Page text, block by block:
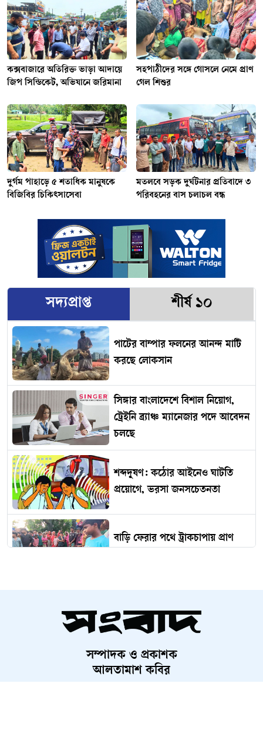
কক্সবাজারে অতিরিক্ত ভাড়া আদায়ে
জিপ সিন্ডিকেট, অভিযানে জরিমানা
সহপাঠীদের সঙ্গে গোসলে নেমে প্রাণ
গেল শিশুর
দুর্গম পাহাড়ে ৫ শতাধিক মানুষকে
বিজিবির চিকিৎসাসেবা
মতলবে সড়ক দুর্ঘটনার প্রতিবাদে ৩
পরিবহনের বাস চলাচল বন্ধ
সদ্যপ্রাপ্ত শীর্ষ ১০
পাটের বাম্পার ফলনের আনন্দ মাটি
করছে লোকসান
সিঙ্গার বাংলাদেশে বিশাল নিয়োগ,
ট্রেইনি ব্র্যাঞ্চ ম্যানেজার পদে আবেদন
চলছে
শব্দদূষণ: কঠোর আইনেও ঘাটতি
প্রয়োগে, ভরসা জনসচেতনতা
বাড়ি ফেরার পথে ট্রাকচাপায় প্রাণ
ফেনীতে ১১ দলের বিক্ষোভ
বিশ্বকবির মহাপ্রয়াণ দিবসে কাছারি
সম্পাদক ও প্রকাশক
আলতামাশ কবির